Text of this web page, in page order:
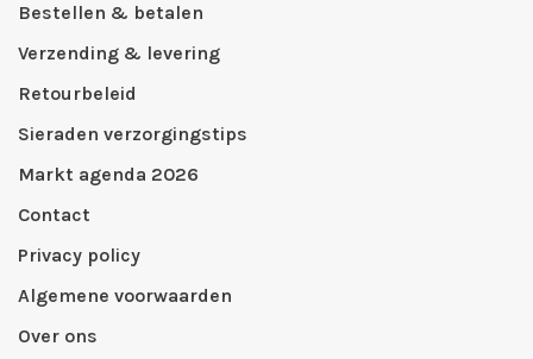
Bestellen & betalen
Verzending & levering
Retourbeleid
Sieraden verzorgingstips
Markt agenda 2026
Contact
Privacy policy
Algemene voorwaarden
Over ons